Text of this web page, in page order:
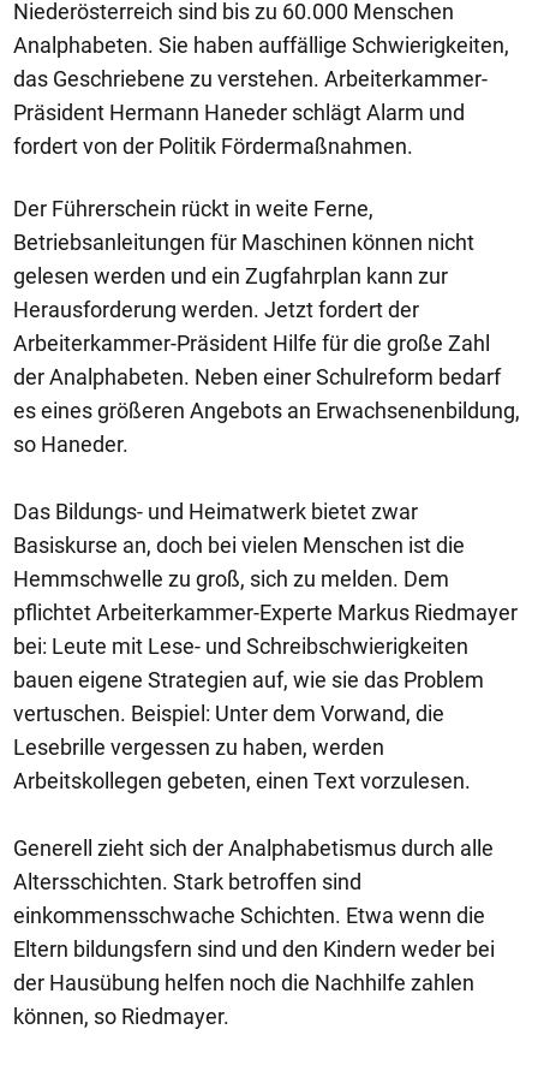
Niederösterreich sind bis zu 60.000 Menschen
Analphabeten. Sie haben auffällige Schwierigkeiten,
das Geschriebene zu verstehen. Arbeiterkammer-
Präsident Hermann Haneder schlägt Alarm und
fordert von der Politik Fördermaßnahmen.
Der Führerschein rückt in weite Ferne,
Betriebsanleitungen für Maschinen können nicht
gelesen werden und ein Zugfahrplan kann zur
Herausforderung werden. Jetzt fordert der
Arbeiterkammer-Präsident Hilfe für die große Zahl
der Analphabeten. Neben einer Schulreform bedarf
es eines größeren Angebots an Erwachsenenbildung,
so Haneder.
Das Bildungs- und Heimatwerk bietet zwar
Basiskurse an, doch bei vielen Menschen ist die
Hemmschwelle zu groß, sich zu melden. Dem
pflichtet Arbeiterkammer-Experte Markus Riedmayer
bei: Leute mit Lese- und Schreibschwierigkeiten
bauen eigene Strategien auf, wie sie das Problem
vertuschen. Beispiel: Unter dem Vorwand, die
Lesebrille vergessen zu haben, werden
Arbeitskollegen gebeten, einen Text vorzulesen.
Generell zieht sich der Analphabetismus durch alle
Altersschichten. Stark betroffen sind
einkommensschwache Schichten. Etwa wenn die
Eltern bildungsfern sind und den Kindern weder bei
der Hausübung helfen noch die Nachhilfe zahlen
können, so Riedmayer.